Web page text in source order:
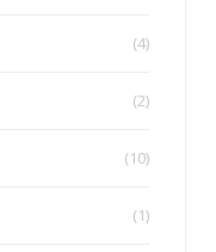
(4)
(2)
(10)
(1)